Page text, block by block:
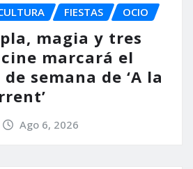
FIESTAS OCIO
magia y tres
marcará el
semana de ‘A la
Ago 6, 2026